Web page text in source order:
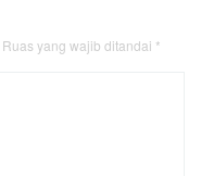
Ruas yang wajib ditandai *